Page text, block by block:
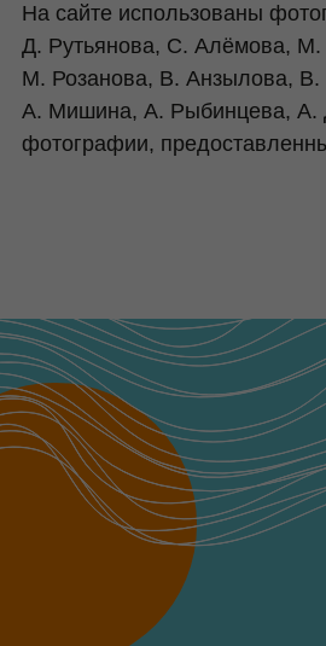
На сайте использованы
Д. Рутьянова, С. Алёмова,
М. Розанова, В. Анзылова,
А. Мишина, А. Рыбинцева, А.
фотографии,